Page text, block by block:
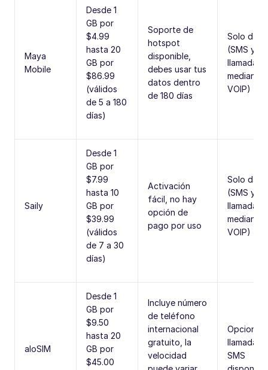
Maya
Mobile
Desde 1
GB por
$4.99
hasta 20
GB por
$86.99
(válidos
de 5 a 180
días)
Soporte de
hotspot
disponible,
debes usar tus
datos dentro
de 180 días
Solo
(SMS y
llamadas
mediante
VOIP)
Saily
Desde 1
GB por
$7.99
hasta 10
GB por
$39.99
(válidos
de 7 a 30
días)
Activación
fácil, no hay
opción de
pago por uso
Solo
(SMS y
llamadas
mediante
VOIP)
aloSIM
Desde 1
GB por
$9.50
hasta 20
GB por
$45.00
Incluye número
de teléfono
internacional
gratuito, la
velocidad
Opciones
llamadas y
SMS